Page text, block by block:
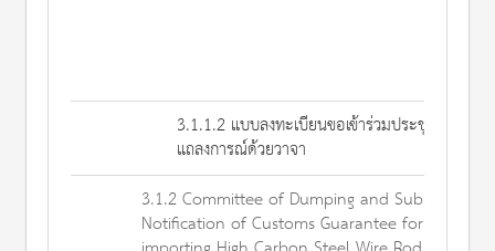
3.1.1.2 แบบลงทะเบียนขอเข้าร่วมประชุมขอ
แถลงการณ์ด้วยวาจา
3.1.2 Committee of Dumping and Subsidies
Notification of Customs Guarantee for